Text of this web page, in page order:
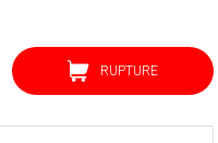
RUPTURE